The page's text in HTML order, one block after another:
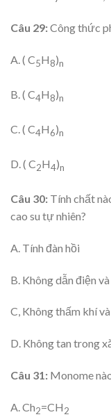
Câu 29:Công thức
A. ( C5H8)n
B. ( C4H8)n
C. ( C4H6)n
D. ( C2H4)n
Câu 30: Tính chất
cao su tự nhiên?
A. Tính đàn hồi
B. Không dẫn điện
C, Không thấm khí
D. Không tan trong
Câu 31: Monome
A. Ch2=CH2